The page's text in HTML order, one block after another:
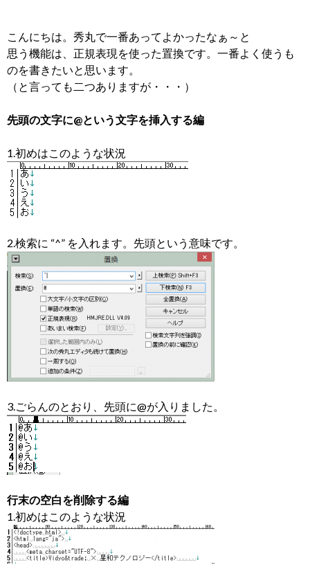
こんにちは。秀丸で一番あってよかったなぁ～と
思う機能は、正規表現を使った置換です。一番よく使うも
のを書きたいと思います。
（と言っても二つありますが・・・）
先頭の文字に@という文字を挿入する編
1.初めはこのような状況
2.検索に “^” を入れます。先頭という意味です。
3.ごらんのとおり、先頭に@が入りました。
行末の空白を削除する編
1.初めはこのような状況